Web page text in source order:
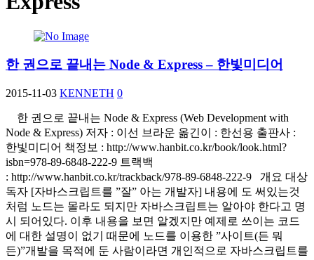
한 권으로 끝내는 Node & Express – 한빛미디어
2015-11-03 KENNETH 0
한 권으로 끝내는 Node & Express (Web Development with
Node & Express) 저자 : 이선 브라운 옮긴이 : 한선용 출판사 :
한빛미디어 책정보 : http://www.hanbit.co.kr/book/look.html?
isbn=978-89-6848-222-9 트랙백
: http://www.hanbit.co.kr/trackback/978-89-6848-222-9 개요 대상
독자 [자바스크립트를 ”잘” 아는 개발자] 내용에 도 써있는것
처럼 노드는 몰라도 되지만 자바스크립트는 알아야 한다고 명
시 되어있다. 이후 내용을 보면 알겠지만 예제로 쓰이는 코드
에 대한 설명이 없기 때문에 노드를 이용한 ”사이트(든 뭐
든)”개발을 목적에 둔 사람이라면 개인적으로 자바스크립트를